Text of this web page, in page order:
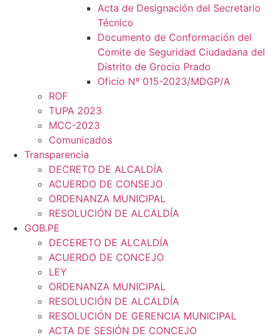
Acta de Designación del Secretario
Técnico
Documento de Conformación del
Comite de Seguridad Ciudadana del
Distrito de Grocio Prado
Oficio Nº 015-2023/MDGP/A
ROF
TUPA 2023
MCC-2023
Comunicados
Transparencia
DECRETO DE ALCALDÍA
ACUERDO DE CONSEJO
ORDENANZA MUNICIPAL
RESOLUCIÓN DE ALCALDÍA
GOB.PE
DECERETO DE ALCALDÍA
ACUERDO DE CONCEJO
LEY
ORDENANZA MUNICIPAL
RESOLUCIÓN DE ALCALDÍA
RESOLUCIÓN DE GERENCIA MUNICIPAL
ACTA DE SESIÓN DE CONCEJO